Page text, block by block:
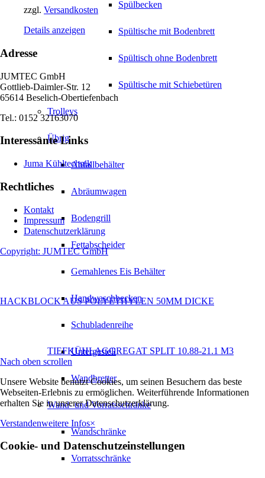
Spülbecken
Spültische mit Bodenbrett
Spültisch ohne Bodenbrett
Spültische mit Schiebetüren
Trolleys
Übrig
Abfallbehälter
Abräumwagen
Bodengrill
Fettabscheider
Gemahlenes Eis Behälter
Handwaschbecken
Schubladenreihe
Untergestell
Wandbretter
Wand- und Vorratsschränke
Wandschränke
Vorratsschränke
zzgl. Versandkosten
Details anzeigen
Adresse
JUMTEC GmbH
Gottlieb-Daimler-Str. 12
65614 Beselich-Obertiefenbach
Tel.: 0152 32163070
Interessante Links
Juma Kühltechnik
Rechtliches
Kontakt
Impressum
Datenschutzerklärung
Copyright: JUMTEC GmbH
HACKBLOCK AUS POLYETHYLEN 50MM DICKE
TIEFKÜHLAGGREGAT SPLIT 10.88-21.1 M3
Nach oben scrollen
Unsere Website benutzt Cookies, um seinen Besuchern das beste
Webseiten-Erlebnis zu ermöglichen. Weiterführende Informationen
erhalten Sie in unserer Datenschutzerklärung.
Verstandenweitere Infos×
Cookie- und Datenschutzeinstellungen